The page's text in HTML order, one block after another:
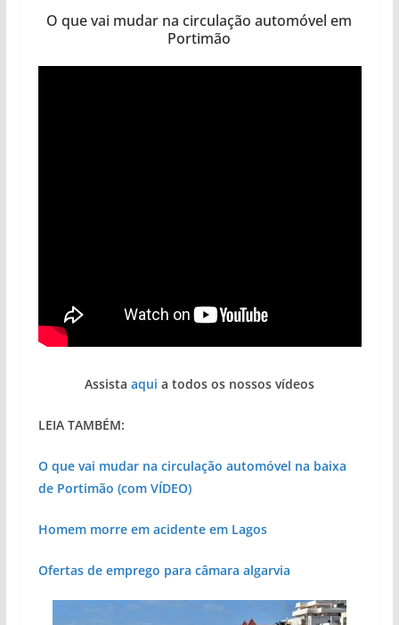
O que vai mudar na circulação automóvel em
Portimão
Assista aqui a todos os nossos vídeos
LEIA TAMBÉM:
O que vai mudar na circulação automóvel na baixa
de Portimão (com VÍDEO)
Homem morre em acidente em Lagos
Ofertas de emprego para câmara algarvia